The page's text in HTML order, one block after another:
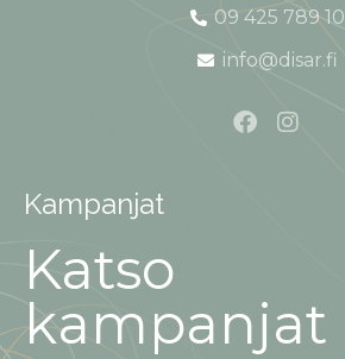
09 425 789 10
info@disar.fi
Kampanjat
Katso
kampanjat